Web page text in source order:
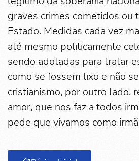
graves crimes cometidos ou
Estado. Medidas cada vez
até mesmo politicamente
sendo adotadas para tratar
como se fossem lixo e não
cristianismo, por outro lado,
amor, que nos faz a todos
pede que vivamos como